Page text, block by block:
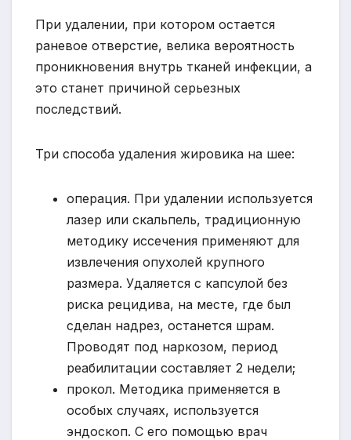
При удалении, при котором остается
раневое отверстие, велика вероятность
проникновения внутрь тканей инфекции, а
это станет причиной серьезных
последствий.
Три способа удаления жировика на шее:
операция. При удалении используется
лазер или скальпель, традиционную
методику иссечения применяют для
извлечения опухолей крупного
размера. Удаляется с капсулой без
риска рецидива, на месте, где был
сделан надрез, останется шрам.
Проводят под наркозом, период
реабилитации составляет 2 недели;
прокол. Методика применяется в
особых случаях, используется
эндоскоп. С его помощью врач